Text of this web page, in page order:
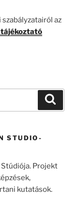
az
STUDIO-
Stúdiója. Projekt
kutatások.